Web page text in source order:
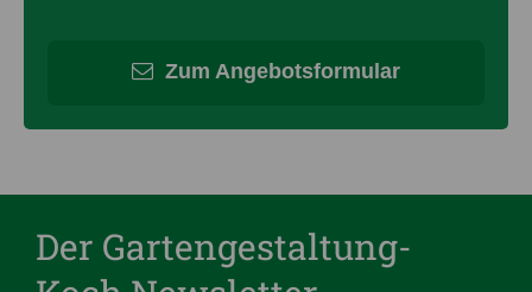
Zum Angebotsformular
Der Gartengestaltung-